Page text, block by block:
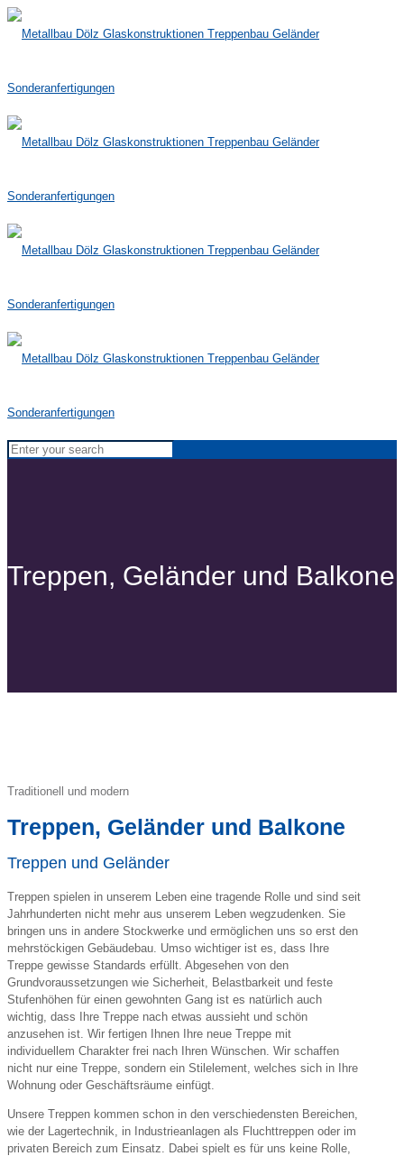
Treppen, Geländer und Balkone
Traditionell und modern
Treppen, Geländer und Balkone
Treppen und Geländer
Treppen spielen in unserem Leben eine tragende Rolle und sind seit
Jahrhunderten nicht mehr aus unserem Leben wegzudenken. Sie
bringen uns in andere Stockwerke und ermöglichen uns so erst den
mehrstöckigen Gebäudebau. Umso wichtiger ist es, dass Ihre
Treppe gewisse Standards erfüllt. Abgesehen von den
Grundvoraussetzungen wie Sicherheit, Belastbarkeit und feste
Stufenhöhen für einen gewohnten Gang ist es natürlich auch
wichtig, dass Ihre Treppe nach etwas aussieht und schön
anzusehen ist. Wir fertigen Ihnen Ihre neue Treppe mit
individuellem Charakter frei nach Ihren Wünschen. Wir schaffen
nicht nur eine Treppe, sondern ein Stilelement, welches sich in Ihre
Wohnung oder Geschäftsräume einfügt.
Unsere Treppen kommen schon in den verschiedensten Bereichen,
wie der Lagertechnik, in Industrieanlagen als Fluchttreppen oder im
privaten Bereich zum Einsatz. Dabei spielt es für uns keine Rolle,